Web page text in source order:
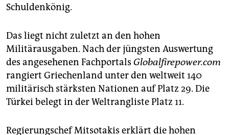
Schuldenkönig.
Das liegt nicht zuletzt an den hohen
Militärausgaben. Nach der jüngsten Auswertung
des angesehenen Fachportals Globalfirepower.com
rangiert Griechenland unter den weltweit 140
militärisch stärksten Nationen auf Platz 29. Die
Türkei belegt in der Weltrangliste Platz 11.
Regierungschef Mitsotakis erklärt die hohen